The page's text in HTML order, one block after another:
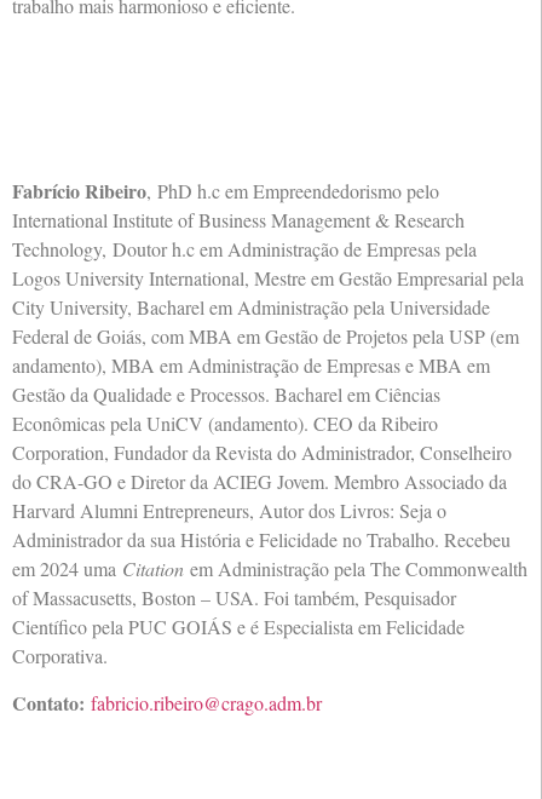
Fabrício Ribeiro, PhD h.c em Empreendedorismo pelo
International Institute of Business Management & Research
Technology, Doutor h.c em Administração de Empresas pela
Logos University International, Mestre em Gestão Empresarial pela
City University, Bacharel em Administração pela Universidade
Federal de Goiás, com MBA em Gestão de Projetos pela USP (em
andamento), MBA em Administração de Empresas e MBA em
Gestão da Qualidade e Processos. Bacharel em Ciências
Econômicas pela UniCV (andamento). CEO da Ribeiro
Corporation, Fundador da Revista do Administrador, Conselheiro
do CRA-GO e Diretor da ACIEG Jovem. Membro Associado da
Harvard Alumni Entrepreneurs, Autor dos Livros: Seja o
Administrador da sua História e Felicidade no Trabalho. Recebeu
em 2024 uma Citation em Administração pela The Commonwealth
of Massacusetts, Boston – USA. Foi também, Pesquisador
Científico pela PUC GOIÁS e é Especialista em Felicidade
Corporativa.
Contato: fabricio.ribeiro@crago.adm.br